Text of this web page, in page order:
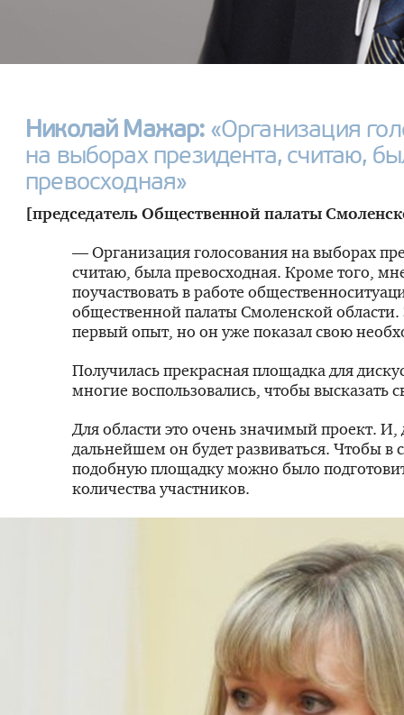
Николай Мажар:«Организация
на выборах президента, считаю,
превосходная»
[председатель Общественной палаты
— Организация голосования на выборах
считаю, была превосходная. Кроме того,
поучаствовать в работе
общественной палаты Смоленской
первый опыт, но он уже показал свою
Получилась прекрасная площадка для
многие воспользовались, чтобы высказать
Для области это очень значимый проект.
дальнейшем он будет развиваться. Чтобы в
подобную площадку можно было
количества участников.